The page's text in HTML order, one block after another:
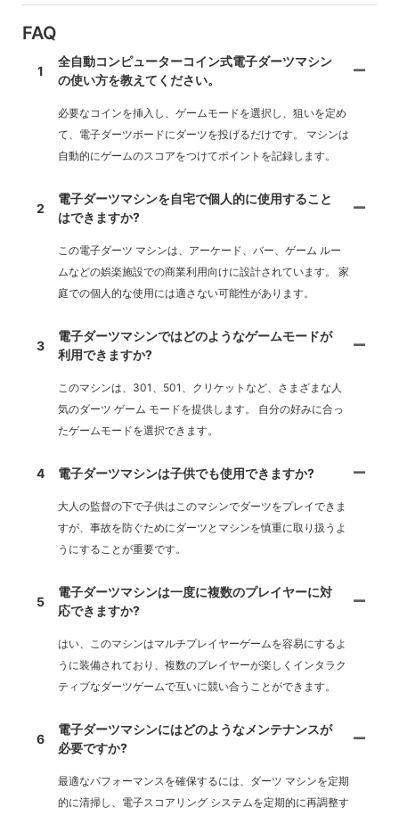
FAQ
1
全自動コンピューターコイン式電子ダーツマシン
の使い方を教えてください。
必要なコインを挿入し、ゲームモードを選択し、狙いを定め
て、電子ダーツボードにダーツを投げるだけです。 マシンは
自動的にゲームのスコアをつけてポイントを記録します。
2
電子ダーツマシンを自宅で個人的に使用すること
はできますか?
この電子ダーツ マシンは、アーケード、バー、ゲーム ルー
ムなどの娯楽施設での商業利用向けに設計されています。 家
庭での個人的な使用には適さない可能性があります。
3
電子ダーツマシンではどのようなゲームモードが
利用できますか?
このマシンは、301、501、クリケットなど、さまざまな人
気のダーツ ゲーム モードを提供します。 自分の好みに合っ
たゲームモードを選択できます。
4 電子ダーツマシンは子供でも使用できますか?
大人の監督の下で子供はこのマシンでダーツをプレイできま
すが、事故を防ぐためにダーツとマシンを慎重に取り扱うよ
うにすることが重要です。
5
電子ダーツマシンは一度に複数のプレイヤーに対
応できますか?
はい、このマシンはマルチプレイヤーゲームを容易にするよ
うに装備されており、複数のプレイヤーが楽しくインタラク
ティブなダーツゲームで互いに競い合うことができます。
6
電子ダーツマシンにはどのようなメンテナンスが
必要ですか?
最適なパフォーマンスを確保するには、ダーツ マシンを定期
的に清掃し、電子スコアリング システムを定期的に再調整す